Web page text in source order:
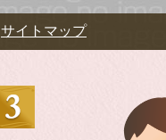
サイトマップ